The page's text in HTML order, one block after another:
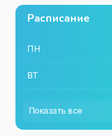
Расписание
ПН
ВТ
ЧТ
Показать все